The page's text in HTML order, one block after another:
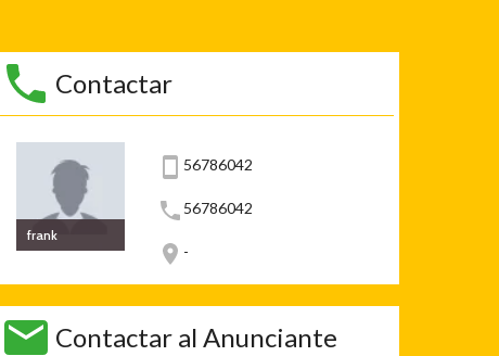
Contactar
frank
56786042
56786042
-
Contactar al Anunciante